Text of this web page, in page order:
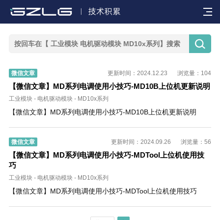


微信文章 浏览量：104
更新时间：2024.12.23
【微信文章】MD系列电调使用小技巧-MD10B上位机更新说明
工业模块 - 电机驱动模块 - MD10x系列
【微信文章】MD系列电调使用小技巧-MD10B上位机更新说明
微信文章 浏览量：56
更新时间：2024.09.26
【微信文章】MD系列电调使用小技巧-MDTool上位机使用技
巧
工业模块 - 电机驱动模块 - MD10x系列
【微信文章】MD系列电调使用小技巧-MDTool上位机使用技巧